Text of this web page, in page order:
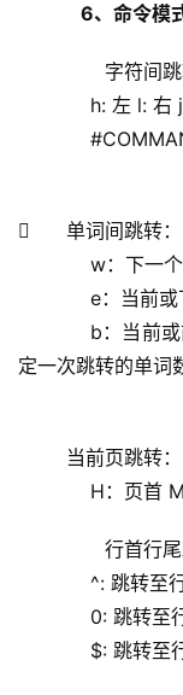
6、命令模
字符间跳
h: 左 l: 右 j:
#COMMAND
      单词间跳转：
w：下一个单
e：当前或下
b：当前或前
定一次跳转的单词
当前页跳转：
H：页首 M：
行首行尾
^: 跳转至行首
0: 跳转至
$: 跳转至